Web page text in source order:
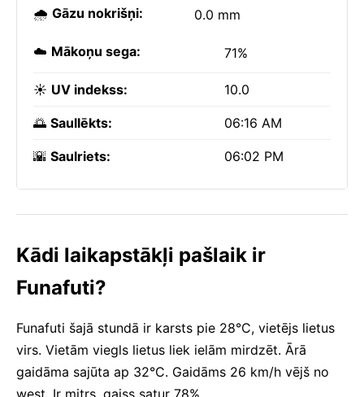
🌧️ Gāzu nokrišņi: 0.0 mm
☁️ Mākoņu sega: 71%
☀️ UV indekss: 10.0
🌅 Saullēkts: 06:16 AM
🌇 Saulriets: 06:02 PM
Kādi laikapstākļi pašlaik ir
Funafuti?
Funafuti šajā stundā ir karsts pie 28°C, vietējs lietus
virs. Vietām viegls lietus liek ielām mirdzēt. Ārā
gaidāma sajūta ap 32°C. Gaidāms 26 km/h vējš no
west. Ir mitrs, gaiss satur 78%.